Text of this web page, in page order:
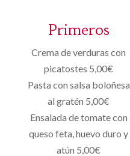
Primeros
Crema de verduras con
picatostes 5,00€
Pasta con salsa boloñesa
al gratén 5,00€
Ensalada de tomate con
queso feta, huevo duro y
atún 5,00€